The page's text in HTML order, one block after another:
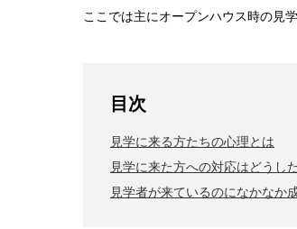
ここでは主にオープンハウス時の見
目次
見学に来る方たちの心理とは
見学に来た方への対応はどうし
見学者が来ているのになかなか